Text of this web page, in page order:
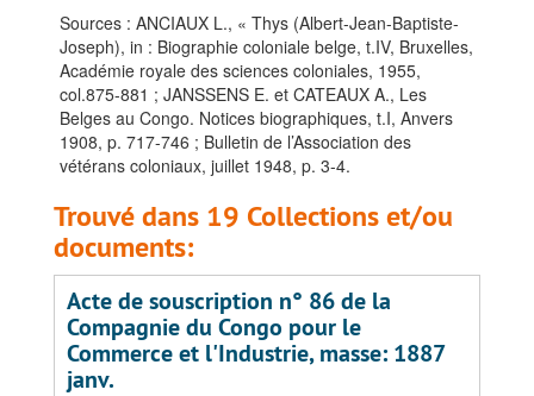
Sources : ANCIAUX L., « Thys (Albert-Jean-Baptiste-
Joseph), in : Biographie coloniale belge, t.IV, Bruxelles,
Académie royale des sciences coloniales, 1955,
col.875-881 ; JANSSENS E. et CATEAUX A., Les
Belges au Congo. Notices biographiques, t.I, Anvers
1908, p. 717-746 ; Bulletin de l’Association des
vétérans coloniaux, juillet 1948, p. 3-4.
Trouvé dans 19 Collections et/ou
documents:
Acte de souscription n° 86 de la
Compagnie du Congo pour le
Commerce et l'Industrie, masse: 1887
janv.